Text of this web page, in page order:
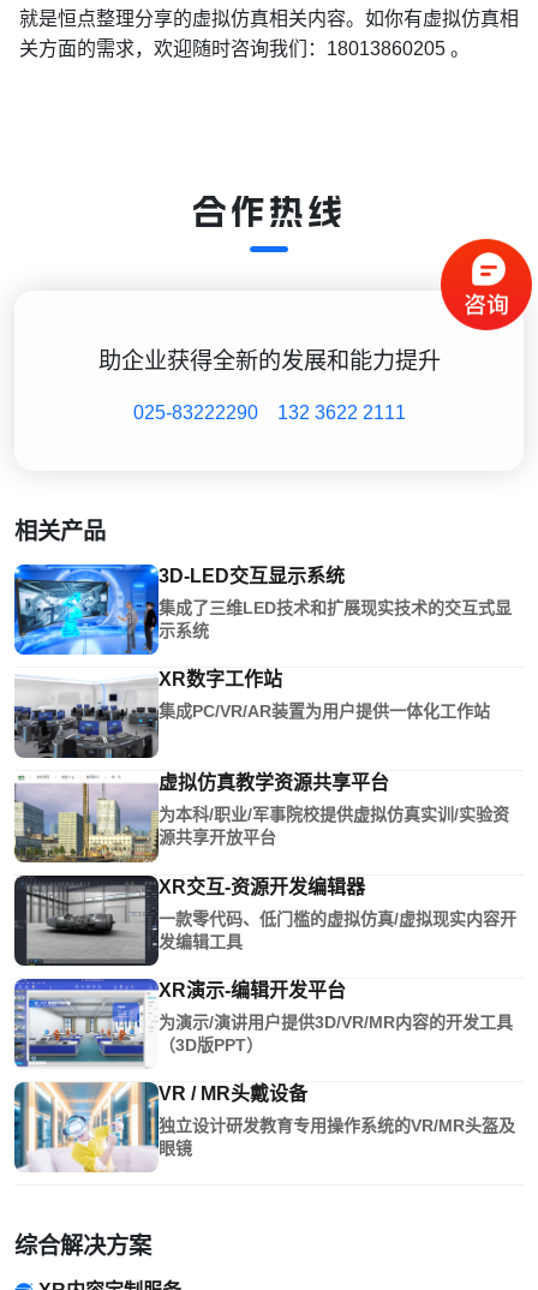
就是恒点整理分享的虚拟仿真相关内容。如你有虚拟仿真相
关方面的需求，欢迎随时咨询我们：18013860205 。
合作热线
助企业获得全新的发展和能力提升
025-83222290 132 3622 2111
相关产品
3D-LED交互显示系统
集成了三维LED技术和扩展现实技术的交互式显
示系统
XR数字工作站
集成PC/VR/AR装置为用户提供一体化工作站
虚拟仿真教学资源共享平台
为本科/职业/军事院校提供虚拟仿真实训/实验资
源共享开放平台
XR交互-资源开发编辑器
一款零代码、低门槛的虚拟仿真/虚拟现实内容开
发编辑工具
XR演示-编辑开发平台
为演示/演讲用户提供3D/VR/MR内容的开发工具
（3D版PPT）
VR / MR头戴设备
独立设计研发教育专用操作系统的VR/MR头盔及
眼镜
综合解决方案